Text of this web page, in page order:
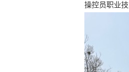
操控员职业